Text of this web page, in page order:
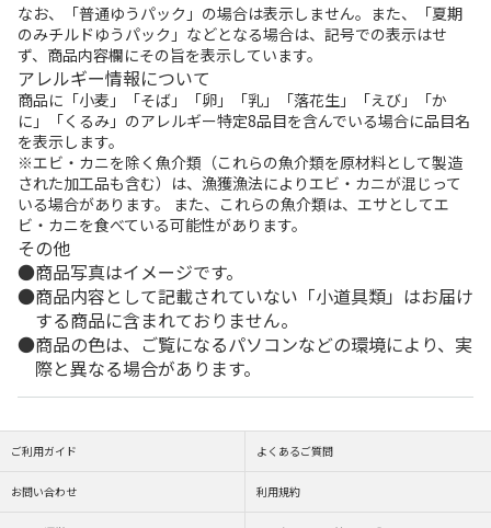
なお、「普通ゆうパック」の場合は表示しません。また、「夏期
のみチルドゆうパック」などとなる場合は、記号での表示はせ
ず、商品内容欄にその旨を表示しています。
アレルギー情報について
商品に「小麦」「そば」「卵」「乳」「落花生」「えび」「か
に」「くるみ」のアレルギー特定8品目を含んでいる場合に品目名
を表示します。
※エビ・カニを除く魚介類（これらの魚介類を原材料として製造
された加工品も含む）は、漁獲漁法によりエビ・カニが混じって
いる場合があります。 また、これらの魚介類は、エサとしてエ
ビ・カニを食べている可能性があります。
その他
商品写真はイメージです。
商品内容として記載されていない「小道具類」はお届け
する商品に含まれておりません。
商品の色は、ご覧になるパソコンなどの環境により、実
際と異なる場合があります。
ご利用ガイド よくあるご質問
お問い合わせ 利用規約